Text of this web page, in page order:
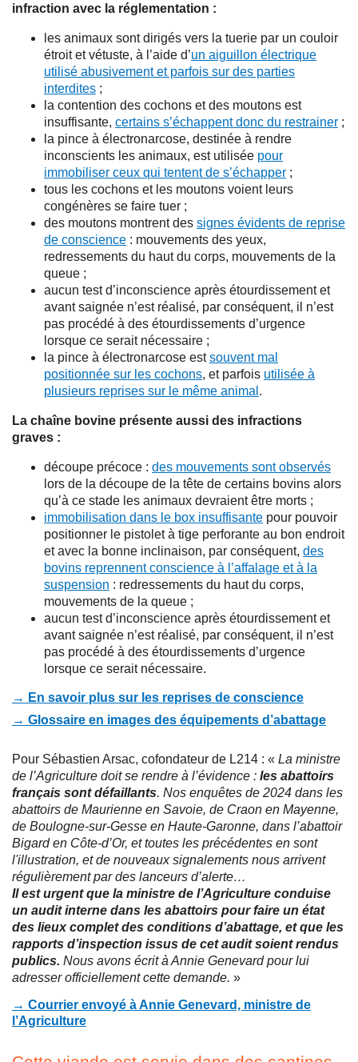
infraction avec la réglementation :
les animaux sont dirigés vers la tuerie par un couloir
étroit et vétuste, à l’aide d’un aiguillon électrique
utilisé abusivement et parfois sur des parties
interdites ;
la contention des cochons et des moutons est
insuffisante, certains s’échappent donc du restrainer ;
la pince à électronarcose, destinée à rendre
inconscients les animaux, est utilisée pour
immobiliser ceux qui tentent de s’échapper ;
tous les cochons et les moutons voient leurs
congénères se faire tuer ;
des moutons montrent des signes évidents de reprise
de conscience : mouvements des yeux,
redressements du haut du corps, mouvements de la
queue ;
aucun test d’inconscience après étourdissement et
avant saignée n’est réalisé, par conséquent, il n’est
pas procédé à des étourdissements d’urgence
lorsque ce serait nécessaire ;
la pince à électronarcose estsouvent mal
positionnée sur les cochons, et parfois utilisée à
plusieurs reprises sur le même animal .
La chaîne bovine présente aussi des infractions
graves :
découpe précoce : des mouvements sont observés
lors de la découpe de la tête de certains bovins alors
qu’à ce stade les animaux devraient être morts ;
immobilisation dans le box insuffisante pour pouvoir
positionner le pistolet à tige perforante au bon endroit
et avec la bonne inclinaison, par conséquent, des
bovins reprennent conscience à l’affalage et à la
suspension : redressements du haut du corps,
mouvements de la queue ;
aucun test d’inconscience après étourdissement et
avant saignée n’est réalisé, par conséquent, il n’est
pas procédé à des étourdissements d’urgence
lorsque ce serait nécessaire.
→ En savoir plus sur les reprises de conscience
→ Glossaire en images des équipements d’abattage
Pour Sébastien Arsac, cofondateur de L214 : « La ministre
de l’Agriculture doit se rendre à l’évidence : les abattoirs
français sont défaillants. Nos enquêtes de 2024 dans les
abattoirs de Maurienne en Savoie, de Craon en Mayenne,
de Boulogne-sur-Gesse en Haute-Garonne, dans l’abattoir
Bigard en Côte-d’Or, et toutes les précédentes en sont
l'illustration, et de nouveaux signalements nous arrivent
régulièrement par des lanceurs d’alerte…
Il est urgent que la ministre de l’Agriculture conduise
un audit interne dans les abattoirs pour faire un état
des lieux complet des conditions d’abattage, et que les
rapports d’inspection issus de cet audit soient rendus
publics. Nous avons écrit à Annie Genevard pour lui
adresser officiellement cette demande. »
→ Courrier envoyé à Annie Genevard, ministre de
l’Agriculture